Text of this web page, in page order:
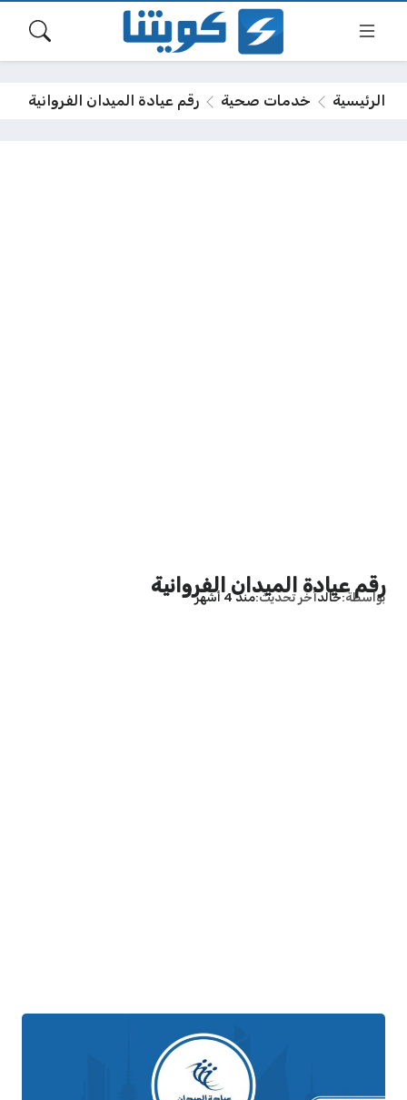
الرئيسية خدمات صحية رقم عيادة الميدان الفروانية
رقم عيادة الميدان الفروانية
بواسطة خالدآخر تحديث منذ 4 أشهر